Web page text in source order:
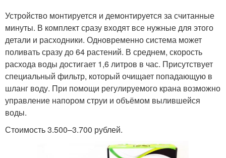
Устройство монтируется и демонтируется за считанные
минуты. В комплект сразу входят все нужные для этого
детали и расходники. Одновременно система может
поливать сразу до 64 растений. В среднем, скорость
расхода воды достигает 1,6 литров в час. Присутствует
специальный фильтр, который очищает попадающую в
шланг воду. При помощи регулируемого крана возможно
управление напором струи и объёмом вылившейся
воды.
Стоимость 3.500–3.700 рублей.